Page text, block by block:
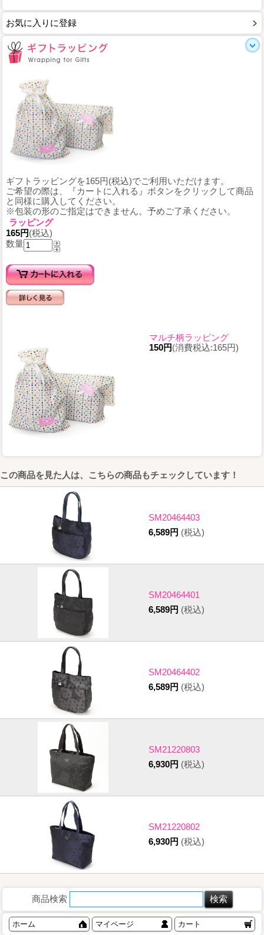
お気に入りに登録
ギフトラッピングを165円(税込)でご利用いただけます。
ご希望の際は、『カートに入れる』ボタンをクリックして商品
と同様に購入してください。
※包装の形のご指定はできません。予めご了承ください。
ラッピング
165円(税込)
数量
マルチ柄ラッピング
150円(消費税込:165円)
この商品を見た人は、こちらの商品もチェックしています！
SM20464403
6,589円 (税込)
SM20464401
6,589円 (税込)
SM20464402
6,589円 (税込)
SM21220803
6,930円 (税込)
SM21220802
6,930円 (税込)
商品検索
ホーム マイページ カート